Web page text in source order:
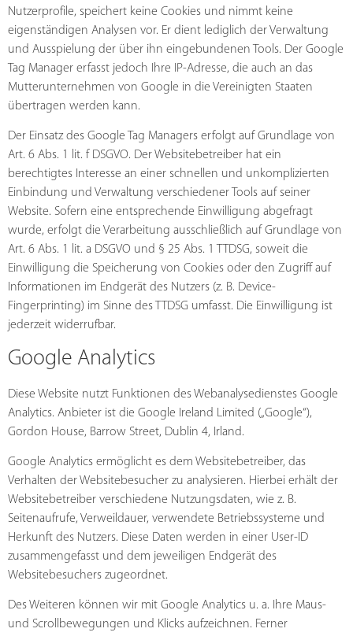
Nutzerprofile, speichert keine Cookies und nimmt keine
eigenständigen Analysen vor. Er dient lediglich der Verwaltung
und Ausspielung der über ihn eingebundenen Tools. Der Google
Tag Manager erfasst jedoch Ihre IP-Adresse, die auch an das
Mutterunternehmen von Google in die Vereinigten Staaten
übertragen werden kann.
Der Einsatz des Google Tag Managers erfolgt auf Grundlage von
Art. 6 Abs. 1 lit. f DSGVO. Der Websitebetreiber hat ein
berechtigtes Interesse an einer schnellen und unkomplizierten
Einbindung und Verwaltung verschiedener Tools auf seiner
Website. Sofern eine entsprechende Einwilligung abgefragt
wurde, erfolgt die Verarbeitung ausschließlich auf Grundlage von
Art. 6 Abs. 1 lit. a DSGVO und § 25 Abs. 1 TTDSG, soweit die
Einwilligung die Speicherung von Cookies oder den Zugriff auf
Informationen im Endgerät des Nutzers (z. B. Device-
Fingerprinting) im Sinne des TTDSG umfasst. Die Einwilligung ist
jederzeit widerrufbar.
Google Analytics
Diese Website nutzt Funktionen des Webanalysedienstes Google
Analytics. Anbieter ist die Google Ireland Limited („Google“),
Gordon House, Barrow Street, Dublin 4, Irland.
Google Analytics ermöglicht es dem Websitebetreiber, das
Verhalten der Websitebesucher zu analysieren. Hierbei erhält der
Websitebetreiber verschiedene Nutzungsdaten, wie z. B.
Seitenaufrufe, Verweildauer, verwendete Betriebssysteme und
Herkunft des Nutzers. Diese Daten werden in einer User-ID
zusammengefasst und dem jeweiligen Endgerät des
Websitebesuchers zugeordnet.
Des Weiteren können wir mit Google Analytics u. a. Ihre Maus-
und Scrollbewegungen und Klicks aufzeichnen. Ferner